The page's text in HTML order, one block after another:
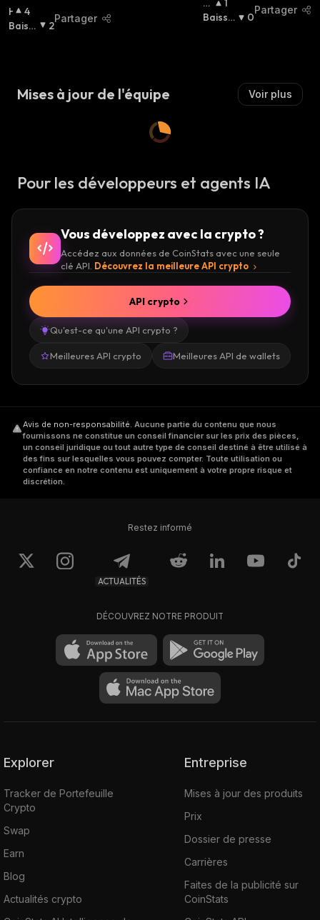
H
A
4
Baissi
2
Partager
H
A
1
Baissie
0
Partager
Mises à jour de l'équipe Voir plus
Pour les développeurs et agents IA
Vous développez avec la crypto ?
Accédez aux données de CoinStats avec une seule
clé API. Découvrez la meilleure API crypto
Qu'est-ce qu'une API crypto ?
Meilleures API crypto Meilleures API de wallets
API crypto
Avis de non-responsabilité. Aucune partie du contenu que nous
fournissons ne constitue un conseil financier sur les prix des pièces,
un conseil juridique ou tout autre type de conseil destiné à être utilisé à
des fins sur lesquelles vous pouvez compter. Toute utilisation ou
confiance en notre contenu est uniquement à votre propre risque et
discrétion.
Restez informé
ACTUALITÉS
DÉCOUVREZ NOTRE PRODUIT
Explorer
Tracker de Portefeuille
Crypto
Swap
Earn
Blog
Actualités crypto
Entreprise
Mises à jour des produits
Prix
Dossier de presse
Carrières
Faites de la publicité sur
CoinStats